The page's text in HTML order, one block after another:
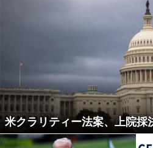
米クラリティー法案、上院採